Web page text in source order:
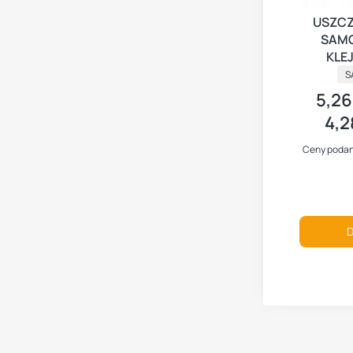
Cena
Cena
Ceny